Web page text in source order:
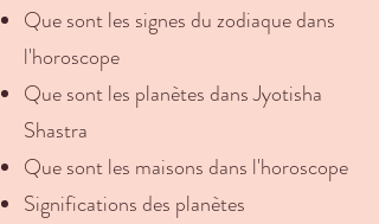
Que sont les signes du zodiaque dans
l'horoscope
Que sont les planètes dans Jyotisha
Shastra
Que sont les maisons dans l'horoscope
Significations des planètes